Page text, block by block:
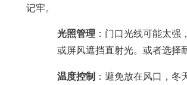
记牢。
光照管理 ：门口光线可能太强
或屏风遮挡直射光。或者选择
温度控制 ：避免放在风口，冬